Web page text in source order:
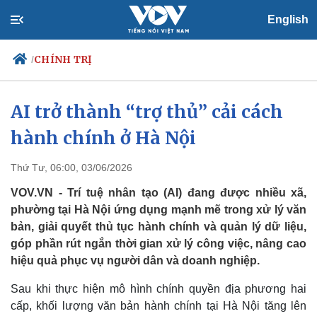
English
/CHÍNH TRỊ
Chính trị
Tổ chức nhân sự
Nhận diện sự thật
Xã hội
Tin 24h
Dấu ấn VOV
Việc làm
Biển đảo
AI trở thành “trợ thủ” cải cách
hành chính ở Hà Nội
Thứ Tư, 06:00, 03/06/2026
VOV.VN - Trí tuệ nhân tạo (AI) đang được nhiều xã,
phường tại Hà Nội ứng dụng mạnh mẽ trong xử lý văn
bản, giải quyết thủ tục hành chính và quản lý dữ liệu,
góp phần rút ngắn thời gian xử lý công việc, nâng cao
hiệu quả phục vụ người dân và doanh nghiệp.
Sau khi thực hiện mô hình chính quyền địa phương hai
cấp, khối lượng văn bản hành chính tại Hà Nội tăng lên